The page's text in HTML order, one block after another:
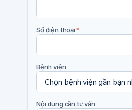
Số điện thoại*
Bệnh viện
Nội dung cần tư vấn